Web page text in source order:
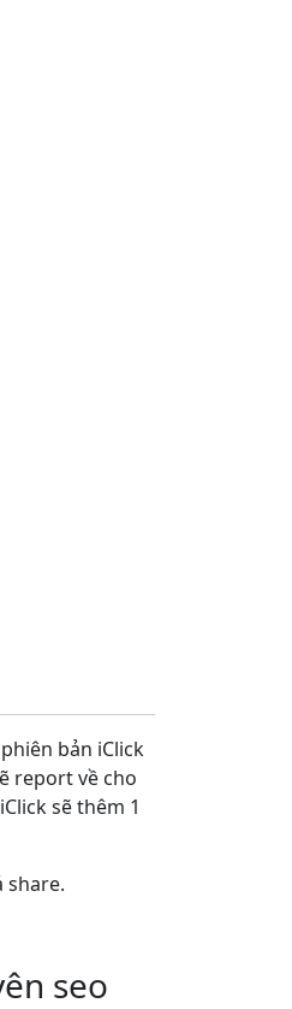
bản iClick
report về cho
sẽ thêm 1
share.
seo